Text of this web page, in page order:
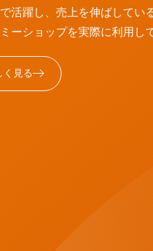
活躍し、売上を伸ばしてい
ーショップを実際に利用し
く見る